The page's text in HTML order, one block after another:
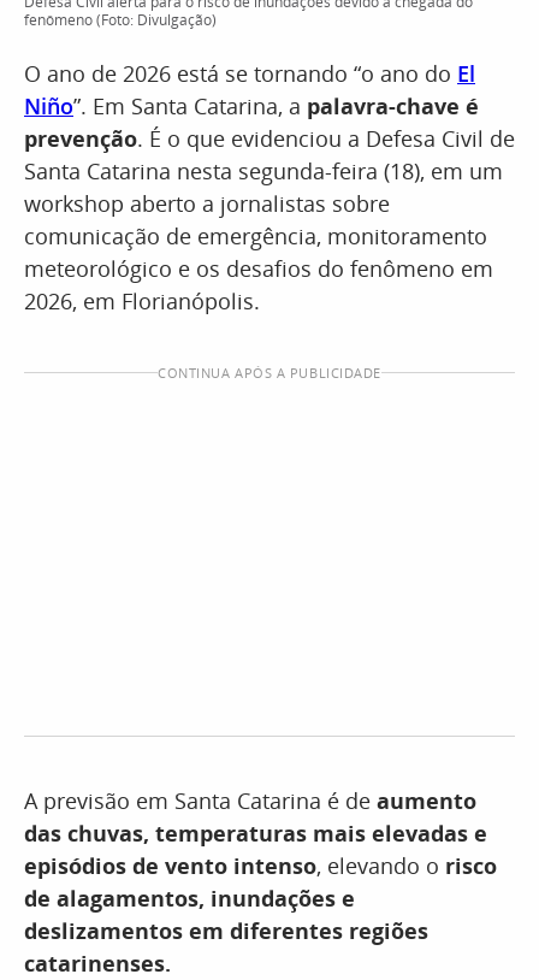
fenômeno (Foto: Divulgação)
O ano de 2026 está se tornando “o ano do El
Niño”. Em Santa Catarina, a palavra-chave é
prevenção. É o que evidenciou a Defesa Civil de
Santa Catarina nesta segunda-feira (18), em um
workshop aberto a jornalistas sobre
comunicação de emergência, monitoramento
meteorológico e os desafios do fenômeno em
2026, em Florianópolis.
CONTINUA APÓS A PUBLICIDADE
A previsão em Santa Catarina é de aumento
das chuvas, temperaturas mais elevadas e
episódios de vento intenso, elevando o risco
de alagamentos, inundações e
deslizamentos em diferentes regiões
catarinenses.